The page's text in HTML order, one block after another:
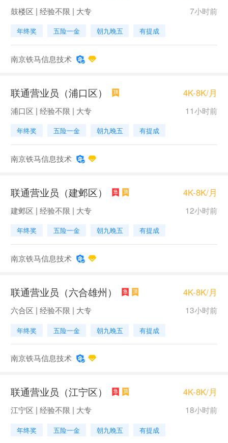
鼓楼区 | 经验不限 | 大专 7小时前
年终奖 五险一金 朝九晚五 有提成
南京铁马信息技术
联通营业员（浦口区） 4K-8K/月
浦口区 | 经验不限 | 大专 11小时前
年终奖 五险一金 朝九晚五 有提成
南京铁马信息技术
联通营业员（建邺区） 4K-8K/月
建邺区 | 经验不限 | 大专 12小时前
年终奖 五险一金 朝九晚五 有提成
南京铁马信息技术
联通营业员（六合雄州） 4K-8K/月
六合区 | 经验不限 | 大专 13小时前
年终奖 五险一金 朝九晚五 有提成
南京铁马信息技术
联通营业员（江宁区） 4K-8K/月
江宁区 | 经验不限 | 大专 18小时前
年终奖 五险一金 朝九晚五 有提成